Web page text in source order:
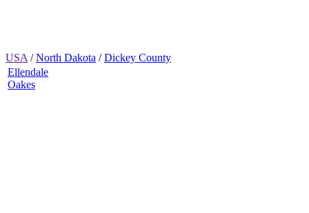
USA /North Dakota /Dickey County
Ellendale
Oakes